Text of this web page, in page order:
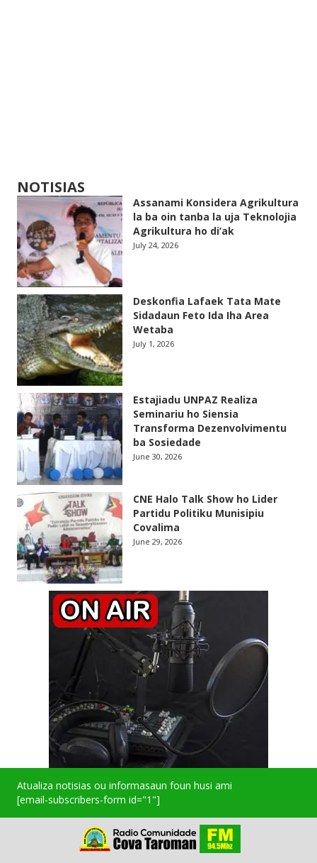
NOTISIAS
Assanami Konsidera Agrikultura
la ba oin tanba la uja Teknolojia
Agrikultura ho di’ak
July 24, 2026
Deskonfia Lafaek Tata Mate
Sidadaun Feto Ida Iha Area
Wetaba
July 1, 2026
Estajiadu UNPAZ Realiza
Seminariu ho Siensia
Transforma Dezenvolvimentu
ba Sosiedade
June 30, 2026
CNE Halo Talk Show ho Lider
Partidu Politiku Munisipiu
Covalima
June 29, 2026
Atualiza notisias ou informasaun foun husi ami
[email-subscribers-form id="1"]